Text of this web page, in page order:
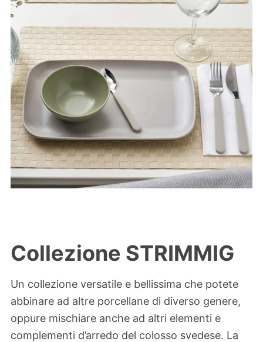
Collezione STRIMMIG
Un collezione versatile e bellissima che potete
abbinare ad altre porcellane di diverso genere,
oppure mischiare anche ad altri elementi e
complementi d’arredo del colosso svedese. La